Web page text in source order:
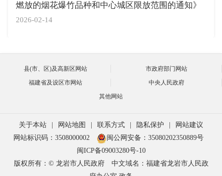
2026-02-14
燃放的烟花爆竹品种和中心城区限放范围的通知》
县(市、区)及高新区网站
市政府部门网站
福建省及设区市网站
中央人民政府
其他网站
关于本站 | 网站地图 | 联系方式 | 隐私保护 |
网站建议
网站标识码：3508000002
闽公网安备：35080202350889号
闽ICP备09003280号-10
版权所有：© 龙岩市人民政府
中文域名：福建省龙岩市人民政